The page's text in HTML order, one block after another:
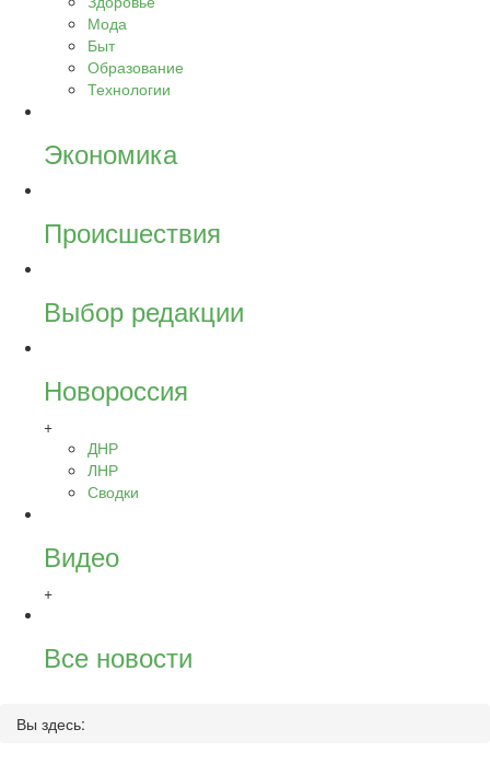
Мода
Быт
Образование
Технологии
Экономика
Происшествия
Выбор редакции
Новороссия
+
ДНР
ЛНР
Сводки
Видео
+
Все новости
Вы здесь: